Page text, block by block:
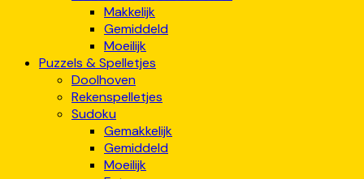
Makkelijk
Gemiddeld
Moeilijk
Puzzels & Spelletjes
Doolhoven
Rekenspelletjes
Sudoku
Gemakkelijk
Gemiddeld
Moeilijk